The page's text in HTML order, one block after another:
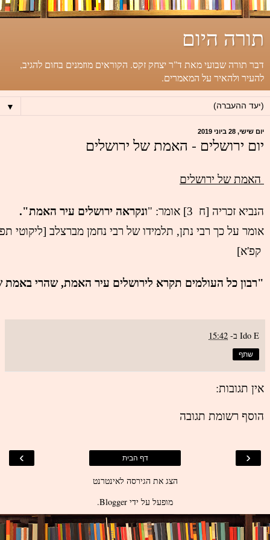
תורה היום
דבר תורה שבועי מאת ד"ר יצחק זקס. הקוראים מוזמנים בחום להגיב,
להעיר ולהאיר על המאמרים.
▼
יום שישי, 28 ביוני 2019
יום ירושלים - האמת של ירושלים
האמת של ירושלים
הנביא זכריה [ח  3] אומר: "
ונקראה ירושלים עיר האמת".
אומר על כך רבי נתן, תלמידו של רבי נחמן מברצלב [ליקוטי
קפ'א]
"רבון כל העולמים תקרא לירושלים עיר האמת, שהרי באמת
Ido E ב- 15:42
שתף
אין תגובות:
הוסף רשומת תגובה
‹
› דף הבית
הצג את הגירסה לאינטרנט
מופעל על ידי Blogger
.